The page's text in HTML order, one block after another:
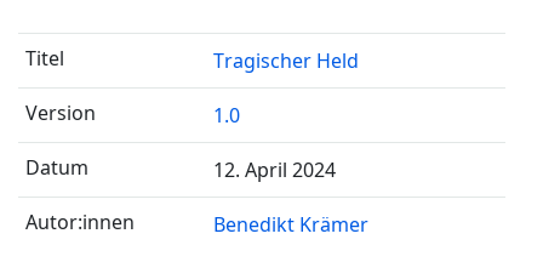
Tragischer Held
1.0
12. April 2024
Benedikt Krämer